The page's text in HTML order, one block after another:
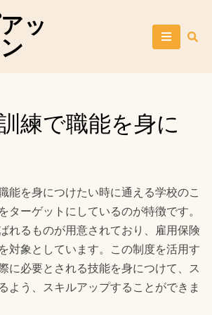
ッ
練で職能を身に
能を身につけたい時に通える学校のこ
ターゲットにしているのが特徴です。
れるものが用意されており、雇用保険
対象としています。この制度を活用す
に必要とされる技能を身につけて、ス
よう、スキルアップすることができま